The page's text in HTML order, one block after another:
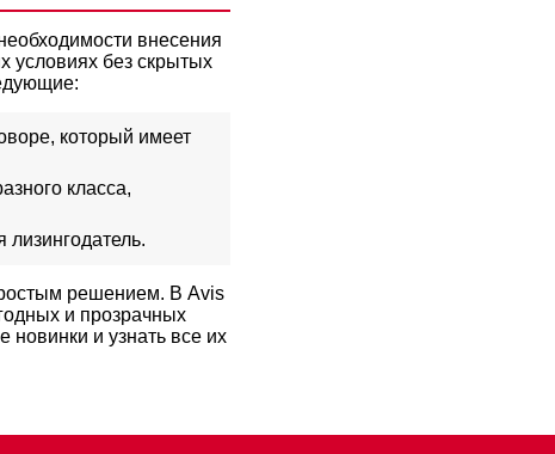
внесения
условиях без скрытых
который имеет
класса,
решением. В Avis
и прозрачных
новинки и узнать все их